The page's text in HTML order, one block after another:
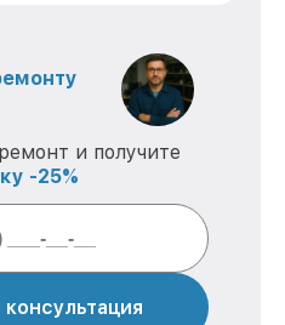
и получите
-25%